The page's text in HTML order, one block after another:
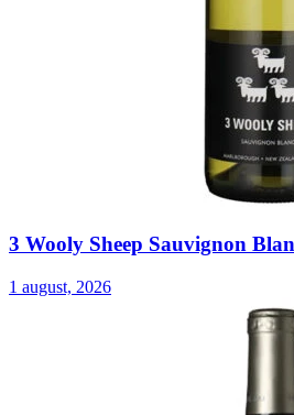
3 Wooly Sheep Sauvignon
1 august, 2026